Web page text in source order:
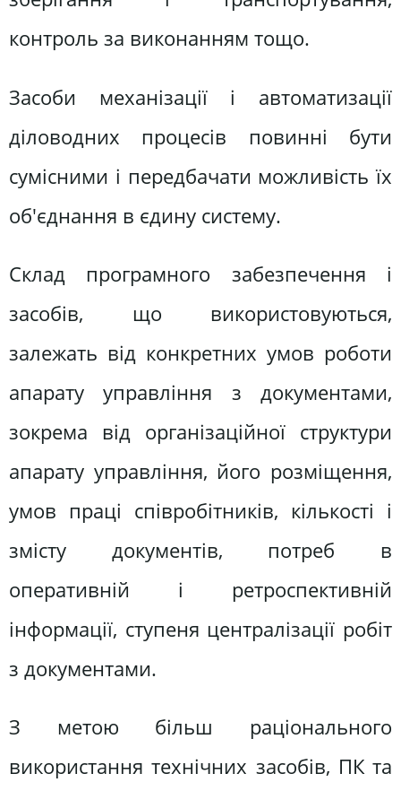
контроль за виконанням тощо.
Засоби механізації і автоматизації
діловодних процесів повинні бути
сумісними і передбачати можливість їх
об'єднання в єдину систему.
Склад програмного забезпечення і
засобів, що використовуються,
залежать від конкретних умов роботи
апарату управління з документами,
зокрема від організаційної структури
апарату управління, його розміщення,
умов праці співробітників, кількості і
змісту документів, потреб в
оперативній і ретроспективній
інформації, ступеня централізації робіт
з документами.
З метою більш раціонального
використання технічних засобів, ПК та